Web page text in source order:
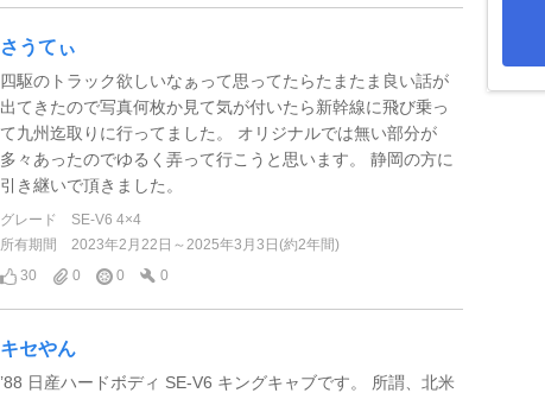
さうてぃ
四駆のトラック欲しいなぁって思ってたらたまたま良い話が
出てきたので写真何枚か見て気が付いたら新幹線に飛び乗っ
て九州迄取りに行ってました。 オリジナルでは無い部分が
多々あったのでゆるく弄って行こうと思います。 静岡の方に
引き継いで頂きました。
グレード
SE-V6 4×4
所有期間
2023年2月22日～2025年3月3日(約2年間)
30
0 0 0
キセやん
’88 日産ハードボディ SE-V6 キングキャブです。 所謂、北米